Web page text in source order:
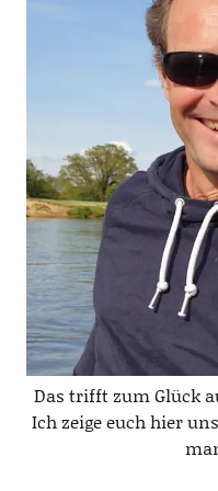
Das trifft zum Glück
Ich zeige euch hier